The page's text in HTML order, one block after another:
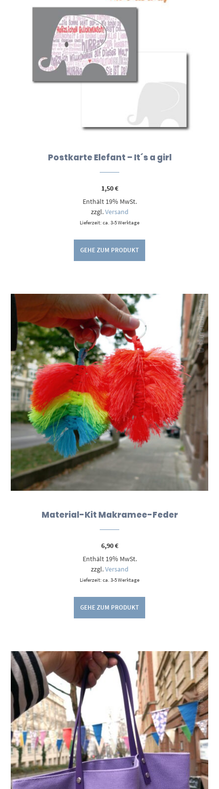
Postkarte Elefant – It´s a girl
1,50€
Enthält 19% MwSt.
zzgl.Versand
Lieferzeit: ca. 3-5 Werktage
GEHE ZUM PRODUKT
Material-Kit Makramee-Feder
6,90€
Enthält 19% MwSt.
zzgl.Versand
Lieferzeit: ca. 3-5 Werktage
GEHE ZUM PRODUKT